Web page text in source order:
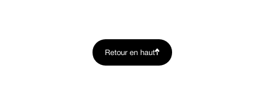
Retour en haut